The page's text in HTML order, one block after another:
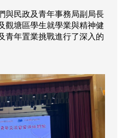
與民政及青年事務局副局長
觀塘區學生就學業與精神健
青年置業挑戰進行了深入的